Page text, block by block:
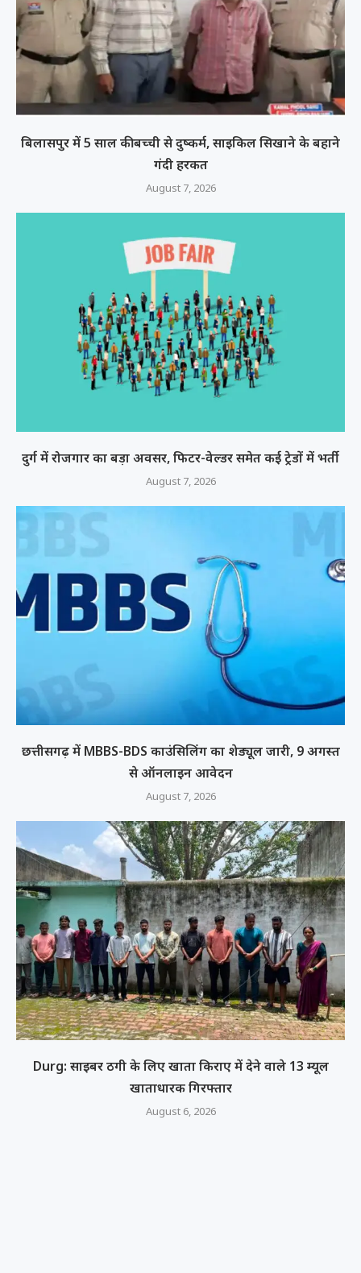
बिलासपुर में 5 साल की बच्ची से दुष्कर्म, साइकिल सिखाने के बहाने
गंदी हरकत
August 7, 2026
दुर्ग में रोजगार का बड़ा अवसर, फिटर-वेल्डर समेत कई ट्रेडों में भर्ती
August 7, 2026
छत्तीसगढ़ में MBBS-BDS काउंसिलिंग का शेड्यूल जारी, 9 अगस्त
से ऑनलाइन आवेदन
August 7, 2026
Durg: साइबर ठगी के लिए खाता किराए में देने वाले 13 म्यूल
खाताधारक गिरफ्तार
August 6, 2026